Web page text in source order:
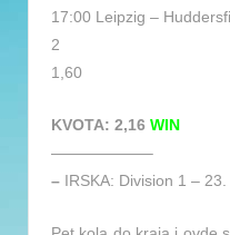
17:00 Leipzig –
2
1,60
KVOTA: 2,16 WIN
——————–
– IRSKA: Division 1 – 23.